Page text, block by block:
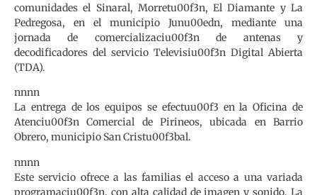
comunidades el Sinaral, Morretu00f3n, El Diamante y La
Pedregosa, en el municipio Junu00edn, mediante una
jornada de comercializaciu00f3n de antenas y
decodificadores del servicio Televisiu00f3n Digital Abierta
(TDA).
nnnn
La entrega de los equipos se efectuu00f3 en la Oficina de
Atenciu00f3n Comercial de Pirineos, ubicada en Barrio
Obrero, municipio San Cristu00f3bal.
nnnn
Este servicio ofrece a las familias el acceso a una variada
programaciu00f3n, con alta calidad de imagen y sonido. La